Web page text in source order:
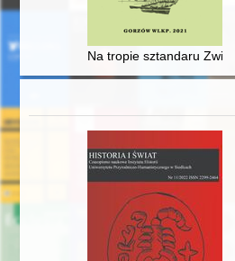
Na tropie sztandaru